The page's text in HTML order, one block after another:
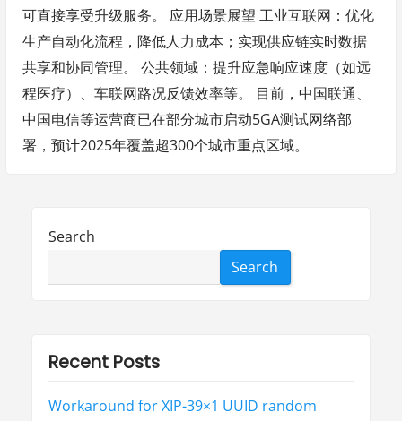
可直接享受升级服务。 应用场景展望 工业互联网：优化
生产自动化流程，降低人力成本；实现供应链实时数据
共享和协同管理。 公共领域：提升应急响应速度（如远
程医疗）、车联网路况反馈效率等。 目前，中国联通、
中国电信等运营商已在部分城市启动5GA测试网络部
署，预计2025年覆盖超300个城市重点区域。
Search
Search
Recent Posts
Workaround for XIP-39×1 UUID random